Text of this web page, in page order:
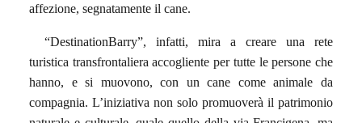
affezione, segnatamente il cane.
“DestinationBarry”, infatti, mira a creare una rete
turistica transfrontaliera accogliente per tutte le persone che
hanno, e si muovono, con un cane come animale da
compagnia. L’iniziativa non solo promuoverà il patrimonio